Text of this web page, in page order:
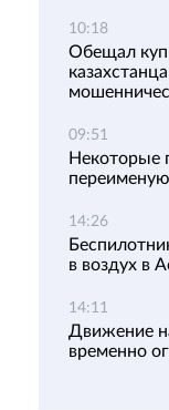
10:18
Обещал
09:51
Некоторые
14:26
в воздух в
14:11
Движение
временно